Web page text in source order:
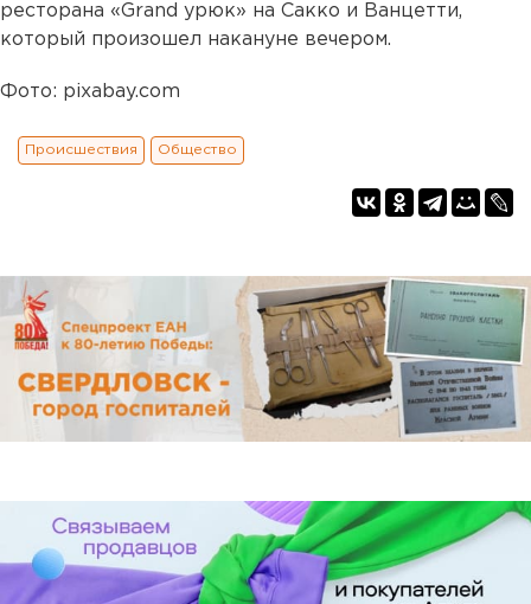
ресторана «Grand урюк» на Сакко и Ванцетти,
который произошел накануне вечером.
Фото: pixabay.com
Происшествия Общество